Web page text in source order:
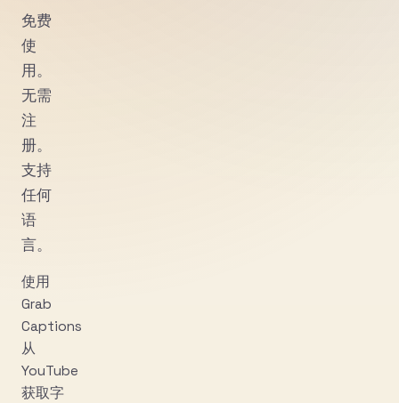
免费
使
用。
无需
注
册。
支持
任何
语
言。
使用
Grab
Captions
从
YouTube
获取字